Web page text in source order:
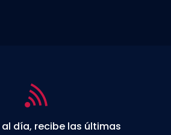
día, recibe las últimas